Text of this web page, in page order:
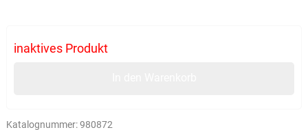
inaktives Produkt
Katalognummer:980872